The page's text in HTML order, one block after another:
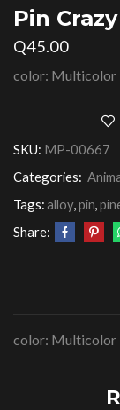
Pin
Q45.00
color: Multicolor
SKU: MP-00667
Categories:
Tags:alloy,pin,
Share:
color: Multicolor